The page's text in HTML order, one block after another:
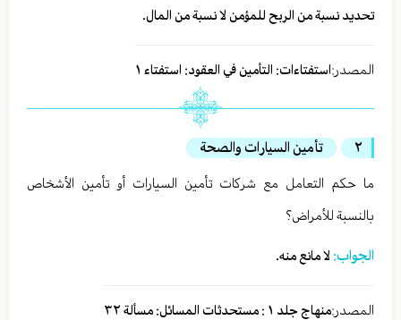
تحديد نسبة من الربح للمؤمن لا نسبة من المال.
المصدر:استفتاءات: التأمين في العقود: استفتاء ١
٢
تأمين السيارات والصحة
ما حكم التعامل مع شركات تأمين السيارات أو تأمين الأشخاص
بالنسبة للأمراض؟
الجواب: لا مانع منه.
المصدر:منهاج جلد ١ : مستحدثات المسائل: مسألة ٣٢